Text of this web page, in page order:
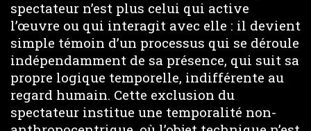
spectateur n’est plus celui qui active
l’œuvre ou qui interagit avec elle : il devient
simple témoin d’un processus qui se déroule
indépendamment de sa présence, qui suit sa
propre logique temporelle, indifférente au
regard humain. Cette exclusion du
spectateur institue une temporalité non-